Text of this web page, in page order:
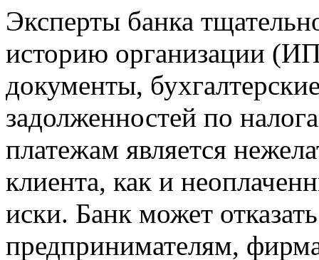
Эксперты банка
историю организации
документы,
задолженностей по
платежам является
клиента, как и
иски. Банк может
предпринимателям,